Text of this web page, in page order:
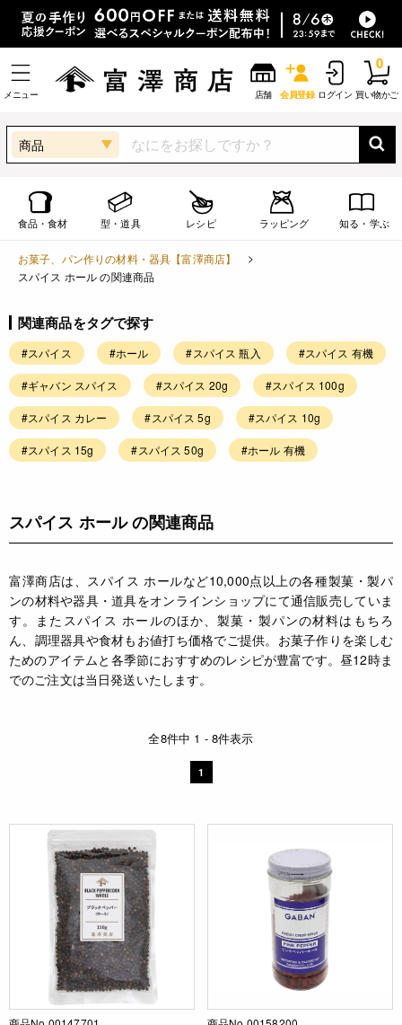
メニュー 店舗 会員登録 ログイン 買い物かご
0
商品
食品・食材 型・道具 レシピ ラッピング 知る・学ぶ
お菓子、パン作りの材料・器具【富澤商店】
スパイス ホール の関連商品
関連商品をタグで探す
#スパイス #ホール #スパイス 瓶入 #スパイス 有機
#ギャバン スパイス #スパイス 20g #スパイス 100g
#スパイス カレー #スパイス 5g #スパイス 10g
#スパイス 15g #スパイス 50g #ホール 有機
スパイス ホール の関連商品
富澤商店は、スパイス ホールなど10,000点以上の各種製菓・製パ
ンの材料や器具・道具をオンラインショップにて通信販売していま
す。またスパイス ホールのほか、製菓・製パンの材料はもちろ
ん、調理器具や食材もお値打ち価格でご提供。お菓子作りを楽しむ
ためのアイテムと各季節におすすめのレシピが豊富です。昼12時ま
でのご注文は当日発送いたします。
全8件中 1 - 8件表示
1